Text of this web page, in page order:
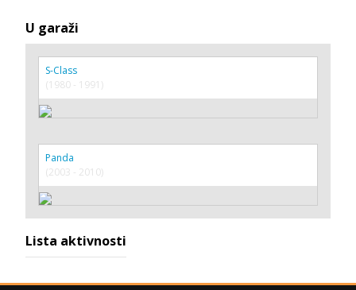
U garaži
S-Class
(1980 - 1991)
Panda
(2003 - 2010)
Lista aktivnosti